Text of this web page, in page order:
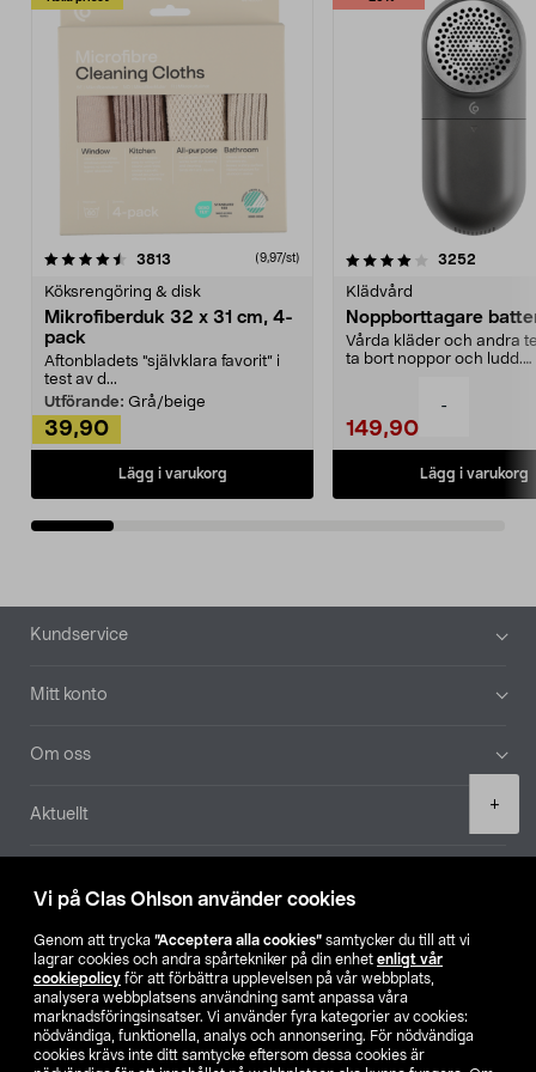
Vi på Clas Ohlson använder cookies
Genom att trycka ”Acceptera alla cookies” samtycker du till att vi
lagrar cookies och andra spårtekniker på din enhet enligt vår
cookiepolicy för att förbättra upplevelsen på vår webbplats,
analysera webbplatsens användning samt anpassa våra
marknadsföringsinsatser. Vi använder fyra kategorier av cookies:
nödvändiga, funktionella, analys och annonsering. För nödvändiga
cookies krävs inte ditt samtycke eftersom dessa cookies är
-
+
3813 (9,97/st)
Köksrengöring & disk
Mikrofiberduk 32 x 31 cm, 4-
pack
Aftonbladets "självklara favorit” i
test av d...
Utförande: Grå/beige
39,90
Lägg i varukorg
4.0av 5 stjärnor 3252
Klädvård
Noppborttagare
Vårda kläder och andra
ta bort noppor och ludd.
149,90
Lägg i varukorg
4.5av 5 stjärnor
Sidfot
Kundservice
Mitt konto
Om oss
Aktuellt
Hitta butik
SE NO FI